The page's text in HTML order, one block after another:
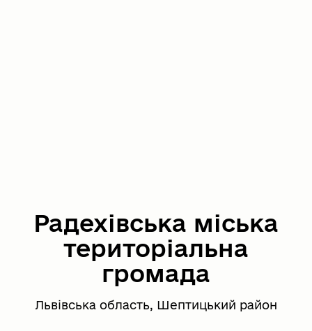
Радехівська міська
територіальна
громада
Львівська область, Шептицький район